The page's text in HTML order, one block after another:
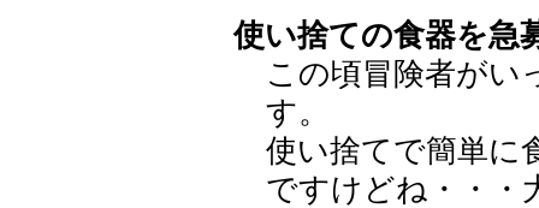
使い捨ての食器を急
この頃冒険者がい
す。
使い捨てで簡単に
ですけどね・・・